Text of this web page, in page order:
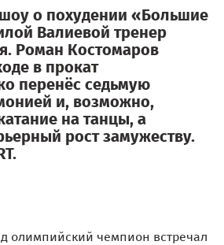
о похудении «Большие
Валиевой тренер
Роман Костомаров
в прокат
перенёс седьмую
и, возможно,
на танцы, а
рост замужеству.
олимпийский чемпион встречал